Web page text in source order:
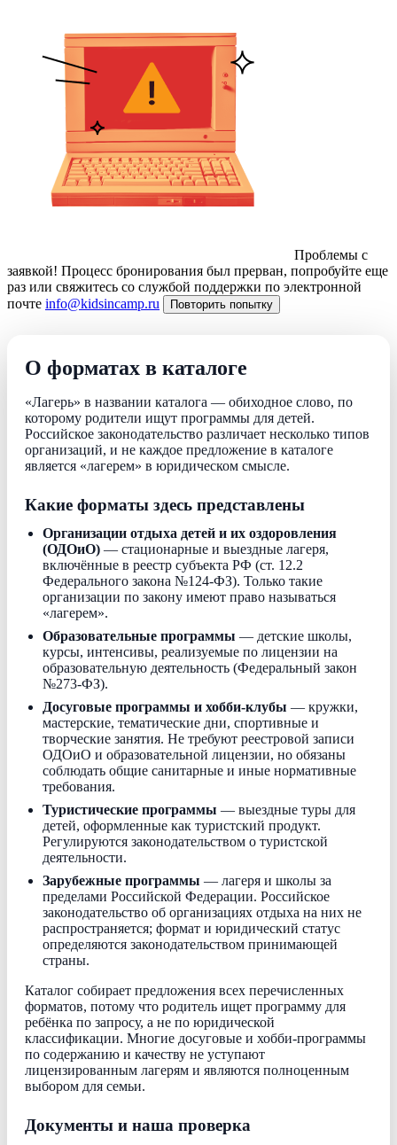
Проблемы с
заявкой! Процесс бронирования был прерван, попробуйте еще
раз или свяжитесь со службой поддержки по электронной
почте info@kidsincamp.ru Повторить попытку
О форматах в каталоге
«Лагерь» в названии каталога — обиходное слово, по
которому родители ищут программы для детей.
Российское законодательство различает несколько типов
организаций, и не каждое предложение в каталоге
является «лагерем» в юридическом смысле.
Какие форматы здесь представлены
Организации отдыха детей и их оздоровления
(ОДОиО) — стационарные и выездные лагеря,
включённые в реестр субъекта РФ (ст. 12.2
Федерального закона №124-ФЗ). Только такие
организации по закону имеют право называться
«лагерем».
Образовательные программы — детские школы,
курсы, интенсивы, реализуемые по лицензии на
образовательную деятельность (Федеральный закон
№273-ФЗ).
Досуговые программы и хобби-клубы — кружки,
мастерские, тематические дни, спортивные и
творческие занятия. Не требуют реестровой записи
ОДОиО и образовательной лицензии, но обязаны
соблюдать общие санитарные и иные нормативные
требования.
Туристические программы — выездные туры для
детей, оформленные как туристский продукт.
Регулируются законодательством о туристской
деятельности.
Зарубежные программы — лагеря и школы за
пределами Российской Федерации. Российское
законодательство об организациях отдыха на них не
распространяется; формат и юридический статус
определяются законодательством принимающей
страны.
Каталог собирает предложения всех перечисленных
форматов, потому что родитель ищет программу для
ребёнка по запросу, а не по юридической
классификации. Многие досуговые и хобби-программы
по содержанию и качеству не уступают
лицензированным лагерям и являются полноценным
выбором для семьи.
Документы и наша проверка